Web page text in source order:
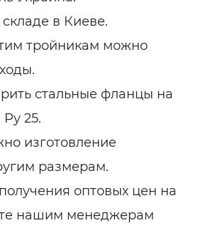
в Киеве.
тройникам можно
стальные фланцы на
Ру 25.
изготовление
размерам.
оптовых цен на
нашим менеджерам